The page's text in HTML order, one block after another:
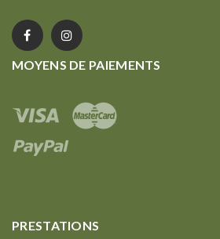
MOYENS DE PAIEMENTS
PRESTATIONS